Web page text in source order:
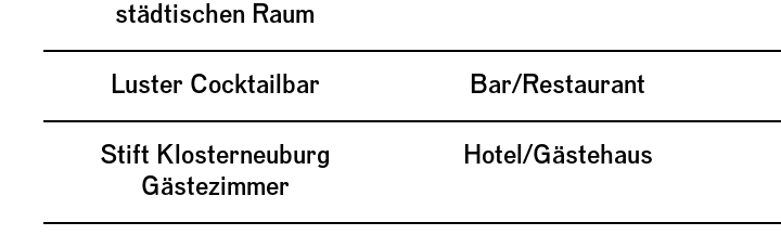
städtischen Raum
Luster Cocktailbar Bar/Restaurant
Stift Klosterneuburg
Gästezimmer
Hotel/Gästehaus